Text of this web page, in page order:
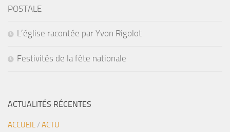
POSTALE
L’église racontée par Yvon Rigolot
Festivités de la fête nationale
ACTUALITÉS RÉCENTES
ACCUEIL/ACTU